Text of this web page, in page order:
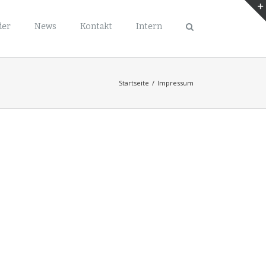
News Kontakt Intern
Startseite / Impressum